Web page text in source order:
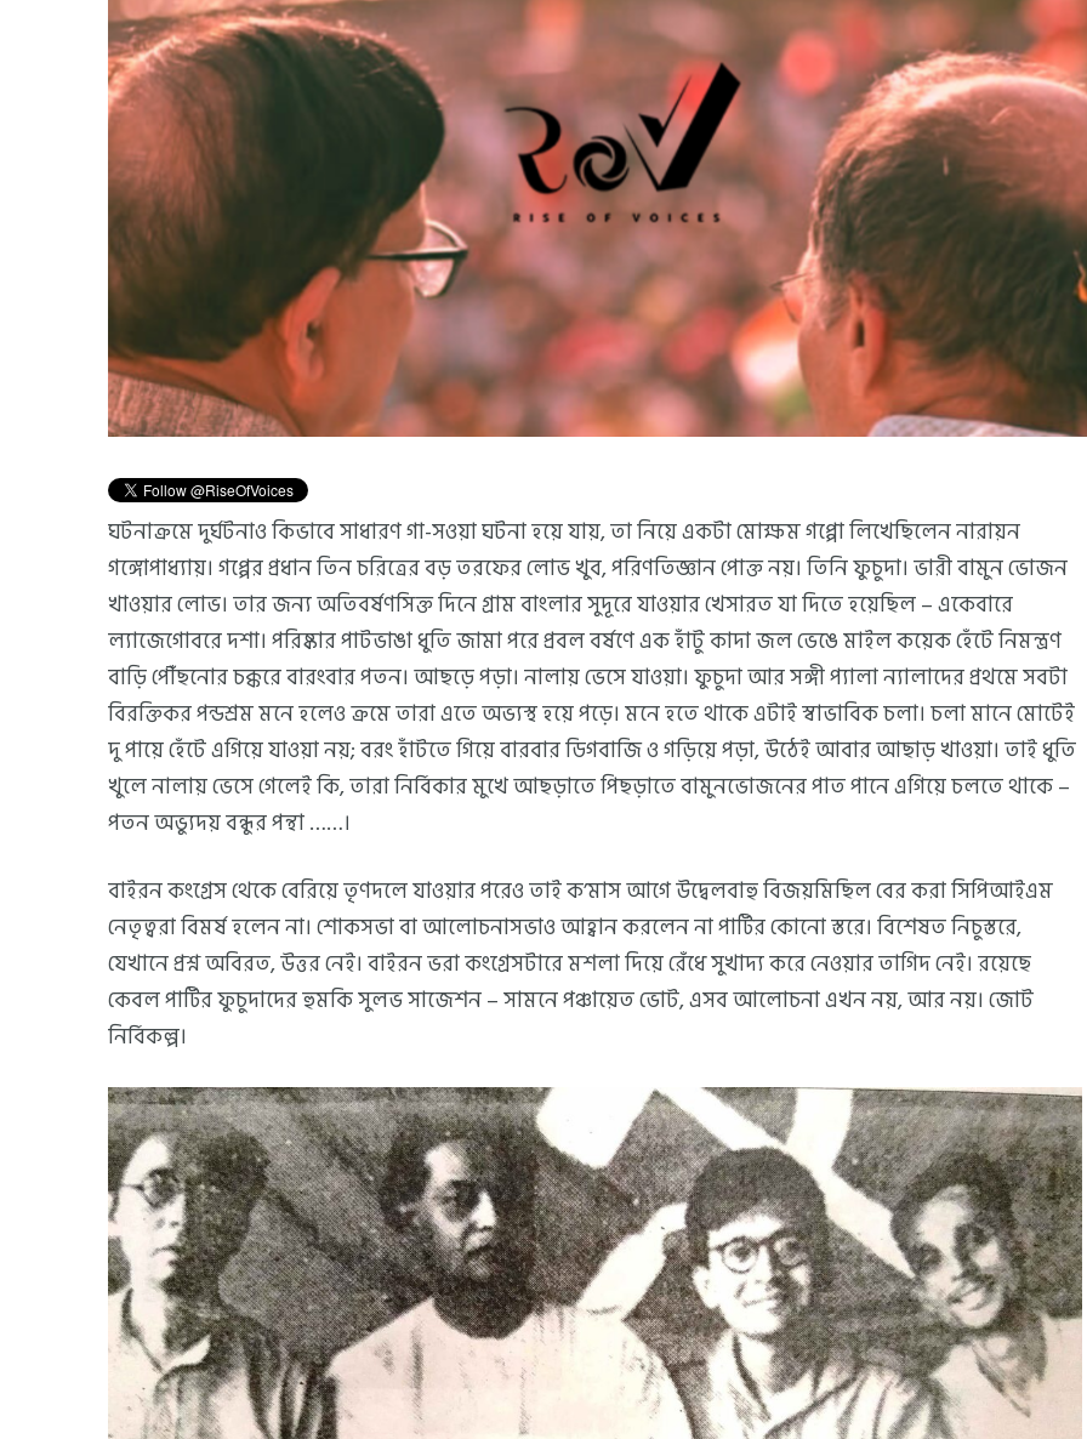
ঘটনাক্রমে দুর্ঘটনাও কিভাবে সাধারণ গা-সওয়া ঘটনা হয়ে যায়, তা নিয়ে একটা মোক্ষম গপ্পো লিখেছিলেন নারায়ন
গঙ্গোপাধ্যায়। গপ্পের প্রধান তিন চরিত্রের বড় তরফের লোভ খুব, পরিণতিজ্ঞান পোক্ত নয়। তিনি ফুচুদা। ভারী বামুন ভোজন
খাওয়ার লোভ। তার জন্য অতিবর্ষণসিক্ত দিনে গ্রাম বাংলার সুদূরে যাওয়ার খেসারত যা দিতে হয়েছিল – একেবারে
ল্যাজেগোবরে দশা। পরিষ্কার পাটভাঙা ধুতি জামা পরে প্রবল বর্ষণে এক হাঁটু কাদা জল ভেঙে মাইল কয়েক হেঁটে নিমন্ত্রণ
বাড়ি পৌঁছনোর চক্করে বারংবার পতন। আছড়ে পড়া। নালায় ভেসে যাওয়া। ফুচুদা আর সঙ্গী প্যালা ন্যালাদের প্রথমে সবটা
বিরক্তিকর পন্ডশ্রম মনে হলেও ক্রমে তারা এতে অভ্যস্থ হয়ে পড়ে। মনে হতে থাকে এটাই স্বাভাবিক চলা। চলা মানে মোটেই
দু পায়ে হেঁটে এগিয়ে যাওয়া নয়; বরং হাঁটতে গিয়ে বারবার ডিগবাজি ও গড়িয়ে পড়া, উঠেই আবার আছাড় খাওয়া। তাই ধুতি
খুলে নালায় ভেসে গেলেই কি, তারা নির্বিকার মুখে আছড়াতে পিছড়াতে বামুনভোজনের পাত পানে এগিয়ে চলতে থাকে –
পতন অভ্যুদয় বন্ধুর পন্থা ……।
বাইরন কংগ্রেস থেকে বেরিয়ে তৃণদলে যাওয়ার পরেও তাই ক’মাস আগে উদ্বেলবাহু বিজয়মিছিল বের করা সিপিআইএম
নেতৃত্বরা বিমর্ষ হলেন না। শোকসভা বা আলোচনাসভাও আহ্বান করলেন না পার্টির কোনো স্তরে। বিশেষত নিচুস্তরে,
যেখানে প্রশ্ন অবিরত, উত্তর নেই। বাইরন ভরা কংগ্রেসটারে মশলা দিয়ে রেঁধে সুখাদ্য করে নেওয়ার তাগিদ নেই। রয়েছে
কেবল পার্টির ফুচুদাদের হুমকি সুলভ সাজেশন – সামনে পঞ্চায়েত ভোট, এসব আলোচনা এখন নয়, আর নয়। জোট
নির্বিকল্প।